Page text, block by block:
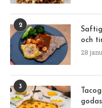
2
och
28
3